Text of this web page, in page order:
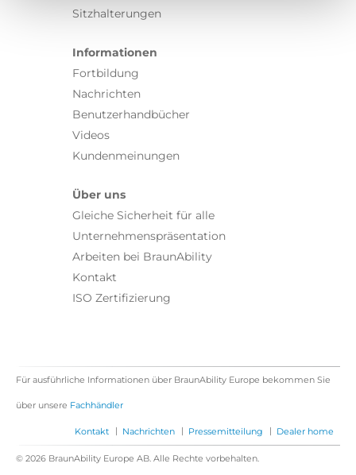
Sitzhalterungen
Informationen
Fortbildung
Nachrichten
Benutzerhandbücher
Videos
Kundenmeinungen
Über uns
Gleiche Sicherheit für alle
Unternehmenspräsentation
Arbeiten bei BraunAbility
Kontakt
ISO Zertifizierung
Für ausführliche Informationen über BraunAbility Europe bekommen Sie
über unsere Fachhändler
Kontakt | Nachrichten | Pressemitteilung | Dealer home
© 2026 BraunAbility Europe AB. Alle Rechte vorbehalten.